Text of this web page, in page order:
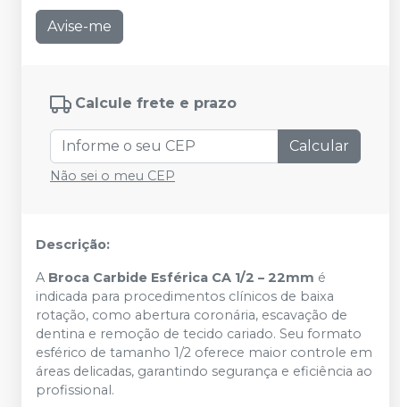
Avise-me
Calcule frete e prazo
Calcular
Não sei o meu CEP
Descrição:
A Broca Carbide Esférica CA 1/2 – 22mm é
indicada para procedimentos clínicos de baixa
rotação, como abertura coronária, escavação de
dentina e remoção de tecido cariado. Seu formato
esférico de tamanho 1/2 oferece maior controle em
áreas delicadas, garantindo segurança e eficiência ao
profissional.